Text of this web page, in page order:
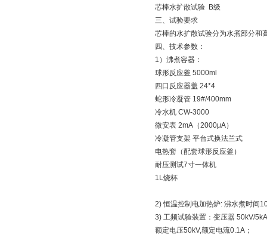
芯棒水扩散试验 B级
三、试验要求
芯棒的水扩散试验分为水煮部分和
四、技术参数：
1）沸煮容器：
球形反应釜 5000ml
四口反应器盖 24*4
蛇形冷凝管 19#/400mm
冷水机 CW-3000
微安表 2mA（2000μA）
冷凝管支架 平台式换法兰式
电热套（配套球形反应釜）
耐压测试7寸一体机
1L烧杯
2) 恒温控制电加热炉: 沸水煮时间
3) 工频试验装置：变压器 50kV/5kA
额定电压50kV,额定电流0.1A；